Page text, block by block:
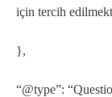
için tercih
},
“@type”: